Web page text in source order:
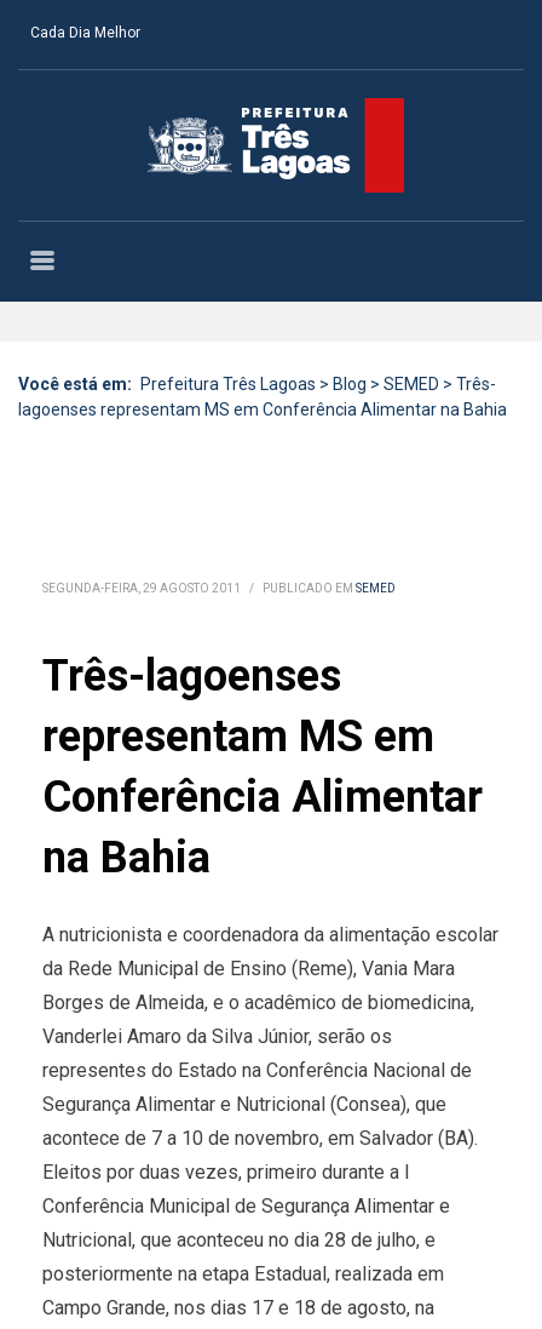
Cada Dia Melhor
Você está em: Prefeitura Três Lagoas > Blog > SEMED > Três-
lagoenses representam MS em Conferência Alimentar na Bahia
SEGUNDA-FEIRA, 29 AGOSTO 2011 / PUBLICADO EM SEMED
Três-lagoenses
representam MS em
Conferência Alimentar
na Bahia
A nutricionista e coordenadora da alimentação escolar
da Rede Municipal de Ensino (Reme), Vania Mara
Borges de Almeida, e o acadêmico de biomedicina,
Vanderlei Amaro da Silva Júnior, serão os
representes do Estado na Conferência Nacional de
Segurança Alimentar e Nutricional (Consea), que
acontece de 7 a 10 de novembro, em Salvador (BA).
Eleitos por duas vezes, primeiro durante a I
Conferência Municipal de Segurança Alimentar e
Nutricional, que aconteceu no dia 28 de julho, e
posteriormente na etapa Estadual, realizada em
Campo Grande, nos dias 17 e 18 de agosto, na